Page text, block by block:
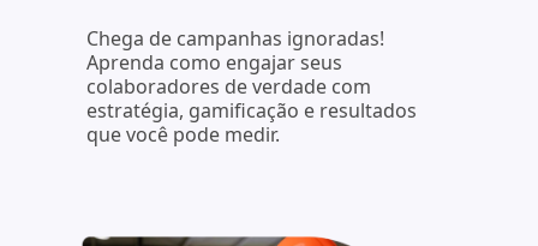
Chega de campanhas ignoradas!
Aprenda como engajar seus
colaboradores de verdade com
estratégia, gamificação e resultados
que você pode medir.